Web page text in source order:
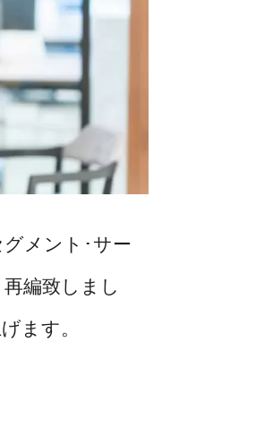
メント･サー
編致しまし
ます。